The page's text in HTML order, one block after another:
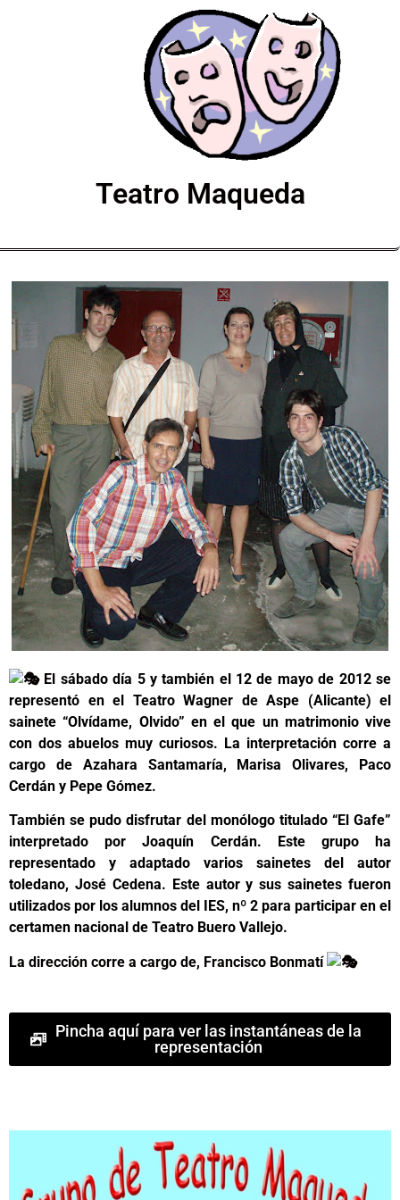
Teatro Maqueda
El sábado día 5 y también el 12 de mayo de 2012 se
representó en el Teatro Wagner de Aspe (Alicante) el
sainete “Olvídame, Olvido” en el que un matrimonio vive
con dos abuelos muy curiosos. La interpretación corre a
cargo de Azahara Santamaría, Marisa Olivares, Paco
Cerdán y Pepe Gómez.
También se pudo disfrutar del monólogo titulado “El Gafe”
interpretado por Joaquín Cerdán. Este grupo ha
representado y adaptado varios sainetes del autor
toledano, José Cedena. Este autor y sus sainetes fueron
utilizados por los alumnos del IES, nº 2 para participar en el
certamen nacional de Teatro Buero Vallejo.
La dirección corre a cargo de, Francisco Bonmatí
Pincha aquí para ver las instantáneas de la
representación